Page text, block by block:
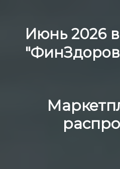
Июнь 2026